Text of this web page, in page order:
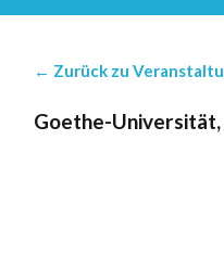
← Zurück zu
Goethe-Universität,